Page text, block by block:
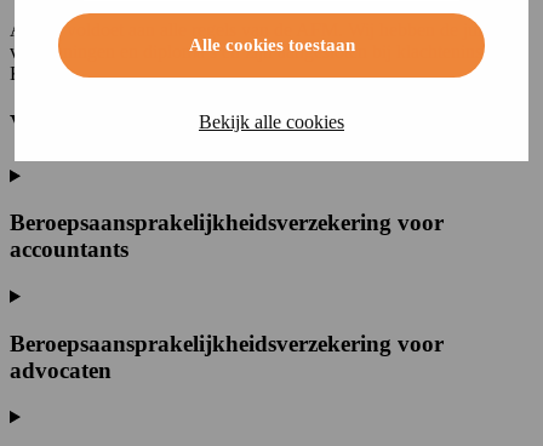
Alle cookies toestaan
Bekijk alle cookies
Alpina voldoet aan alle regels van de AFM. Wij hebben de juiste
vergunningen en diploma’s en zijn aangesloten bij klachteninstituut
Kifid.
Verzekering op maat per beroep
Beroepsaansprakelijkheidsverzekering voor
accountants
Beroepsaansprakelijkheidsverzekering voor
advocaten